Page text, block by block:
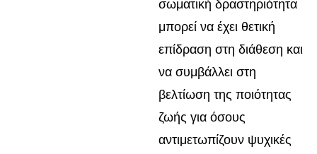
σωματική δραστηριότητα
μπορεί να έχει θετική
επίδραση στη διάθεση και
να συμβάλλει στη
βελτίωση της ποιότητας
ζωής για όσους
αντιμετωπίζουν ψυχικές